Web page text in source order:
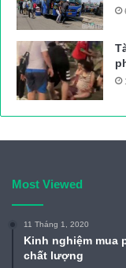
Most Viewed
11 Tháng 1, 2020
Kinh nghiệm mua
chất lượng